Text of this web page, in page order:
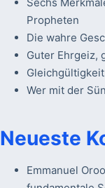
Propheten
Die wahre
Guter Ehrgeiz,
Wer mit der
Neueste
Emmanuel